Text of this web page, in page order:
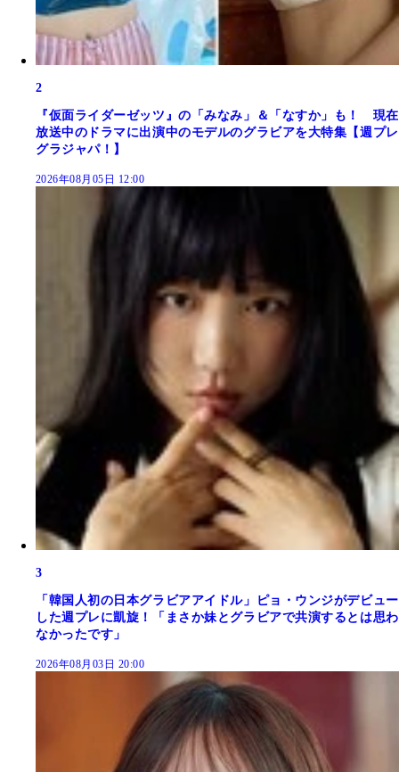
2
『仮面ライダーゼッツ』の「みなみ」＆「なすか」も！ 現在
放送中のドラマに出演中のモデルのグラビアを大特集【週プレ
グラジャパ！】
2026年08月05日 12:00
3
「韓国人初の日本グラビアアイドル」ピョ・ウンジがデビュー
した週プレに凱旋！「まさか妹とグラビアで共演するとは思わ
なかったです」
2026年08月03日 20:00